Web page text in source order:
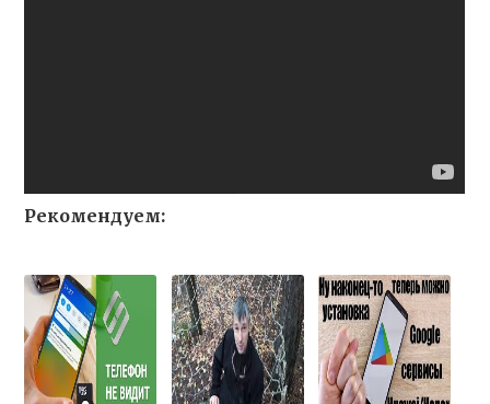
Рекомендуем: